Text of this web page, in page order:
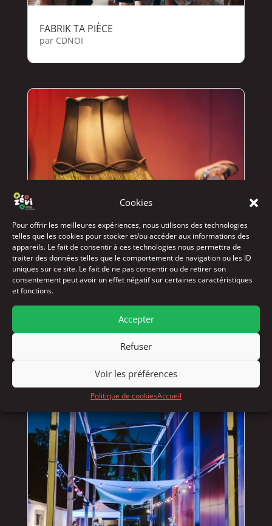
Cookies
Pour offrir les meilleures expériences, nous utilisons des technologies
telles que les cookies pour stocker et/ou accéder aux informations des
appareils. Le fait de consentir à ces technologies nous permettra de
traiter des données telles que le comportement de navigation ou les ID
uniques sur ce site. Le fait de ne pas consentir ou de retirer son
consentement peut avoir un effet négatif sur certaines caractéristiques
et fonctions.
Accepter
Refuser
Voir les préférences
Politique de cookiesAccueil
FABRIK TA PIÈCE
par CDNOI
L’Inouïe Nuit de Moune